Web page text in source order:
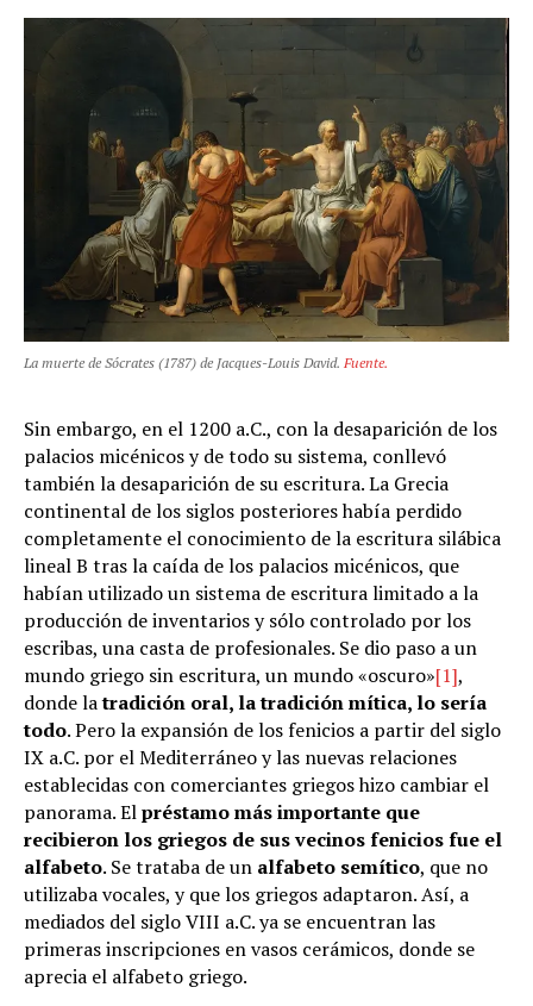
La muerte de Sócrates (1787) de Jacques-Louis David. Fuente.
Sin embargo, en el 1200 a.C., con la desaparición de los
palacios micénicos y de todo su sistema, conllevó
también la desaparición de su escritura. La Grecia
continental de los siglos posteriores había perdido
completamente el conocimiento de la escritura silábica
lineal B tras la caída de los palacios micénicos, que
habían utilizado un sistema de escritura limitado a la
producción de inventarios y sólo controlado por los
escribas, una casta de profesionales. Se dio paso a un
mundo griego sin escritura, un mundo «oscuro»[1],
donde latradición oral, la tradición mítica, lo sería
todo. Pero la expansión de los fenicios a partir del siglo
IX a.C. por el Mediterráneo y las nuevas relaciones
establecidas con comerciantes griegos hizo cambiar el
panorama. Elpréstamo más importante que
recibieron los griegos de sus vecinos fenicios fue el
alfabeto. Se trataba de un alfabeto semítico, que no
utilizaba vocales, y que los griegos adaptaron. Así, a
mediados del siglo VIII a.C. ya se encuentran las
primeras inscripciones en vasos cerámicos, donde se
aprecia el alfabeto griego.